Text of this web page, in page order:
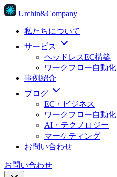
Urchin&Company
私たちについて
サービス
ヘッドレスEC構築
ワークフロー自動化
事例紹介
ブログ
EC・ビジネス
ワークフロー自動化
AI・テクノロジー
マーケティング
お問い合わせ
お問い合わせ